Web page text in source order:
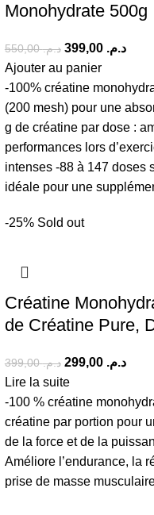
Monohydrate 500g
د.م.550,00 د.م. 399,00
Ajouter au panier
-100% créatine
(200 mesh) pour une
g de créatine par dose :
performances lors
intenses -88 à 147 doses
idéale pour une
-25% Sold out
Créatine
de Créatine Pure,
د.م.399,00 د.م. 299,00
Lire la suite
-100 % créatine
créatine par portion pour
de la force et de la
Améliore l’endurance, la
prise de masse